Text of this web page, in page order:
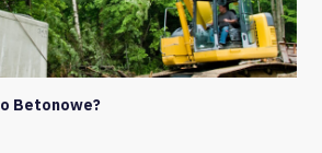
Betonowe?